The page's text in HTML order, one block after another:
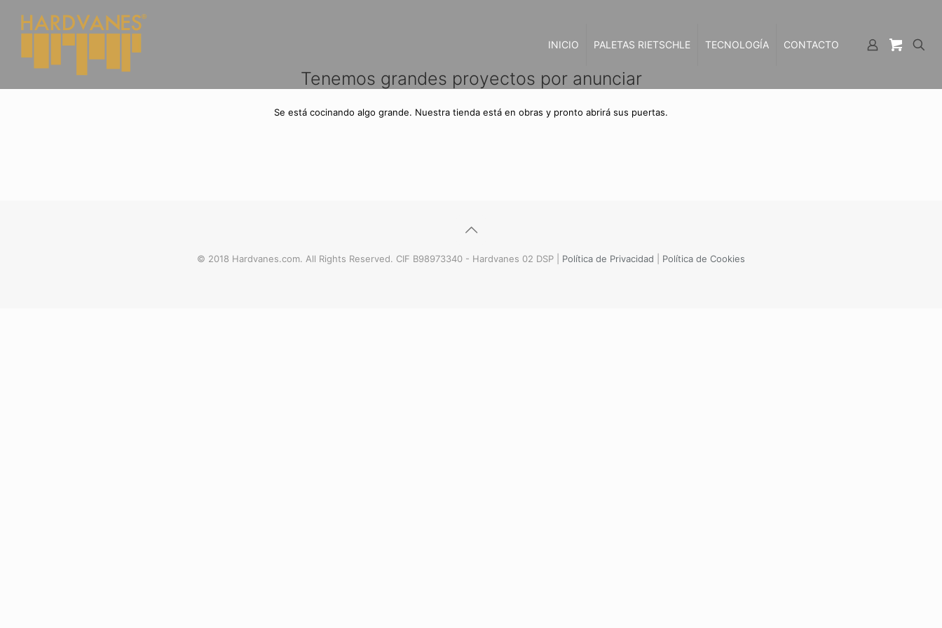
INICIO PALETAS RIETSCHLE TECNOLOGÍA CONTACTO
Tenemos grandes proyectos por anunciar
Se está cocinando algo grande. Nuestra tienda está en obras y pronto abrirá sus puertas.
© 2018 Hardvanes.com. All Rights Reserved. CIF B98973340 - Hardvanes 02 DSP | Política de Privacidad Política de Cookies